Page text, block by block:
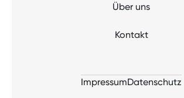
Über uns
Kontakt
ImpressumDatenschutz